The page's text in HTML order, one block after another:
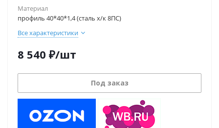
Материал
профиль 40*40*1,4 (сталь х/к 8ПС)
Все характеристики
8 540 ₽/шт
Под заказ